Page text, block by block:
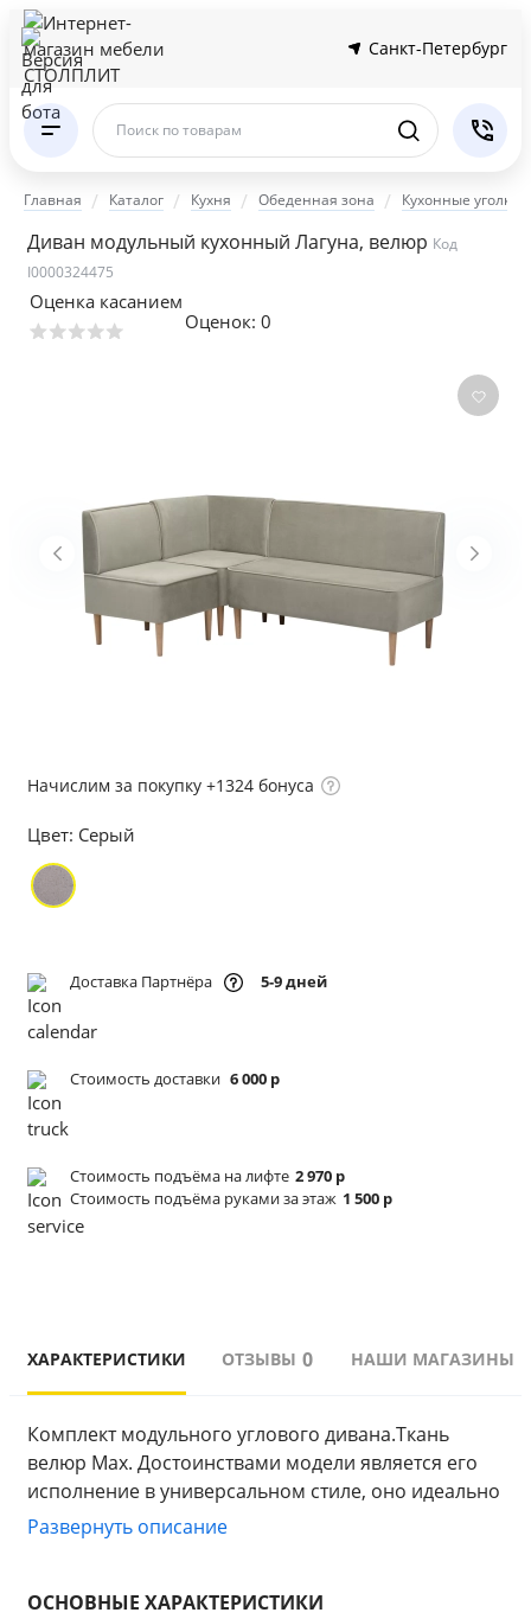
Санкт-Петербург
Поиск по товарам
Главная Каталог Кухня Обеденная зона Кухонные уголки
Диван модульный кухонный Лагуна, велюр Код
I0000324475
Оценка касанием
Оценок: 0
Начислим за покупку +1324 бонуса
Цвет: Серый
Доставка Партнёра 5-9 дней
Стоимость доставки 6 000 р
Стоимость подъёма на лифте 2 970 р
Стоимость подъёма руками за этаж 1 500 р
ХАРАКТЕРИСТИКИ ОТЗЫВЫ 0 НАШИ МАГАЗИНЫ
Комплект модульного углового дивана.Ткань
велюр Max. Достоинствами модели является его
исполнение в универсальном стиле, оно идеально
впишется как в скандинавский, классический,
ткани. Главным приимуществчом данной моделе
Развернуть описание
ОСНОВНЫЕ ХАРАКТЕРИСТИКИ